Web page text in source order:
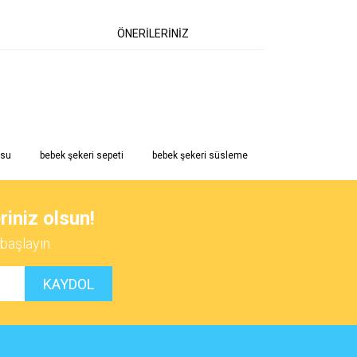
ÖNERİLERİNİZ
iletebilirsiniz.
bebek şekeri sepeti bebek şekeri süsleme
olsun!
KAYDOL